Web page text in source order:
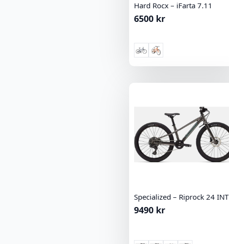
Hard Rocx – iFarta 7.11
6500 kr
Specialized – Riprock 24 INT
9490 kr